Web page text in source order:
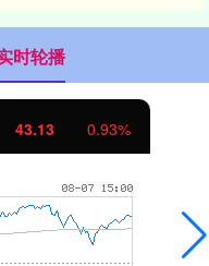
时轮播
43.13 0.93%